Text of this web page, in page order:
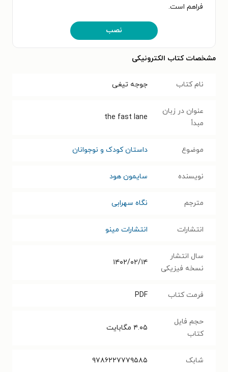
فراهم است.
نصب
مشخصات کتاب الکترونیکی
نام کتاب جوجه تیغی
عنوان در زبان
مبدأ
the fast lane
موضوع داستان کودک و نوجوانان
نویسنده سایمون هود
مترجم نگاه سهرابی
انتشارات انتشارات مینو
سال انتشار
نسخه فیزیکی
۱۴۰۲/۰۲/۱۴
فرمت کتاب PDF
حجم فایل
کتاب
۴.۰۵ مگابایت
شابک ۹۷۸۶۲۲۷۷۷۹۵۸۵